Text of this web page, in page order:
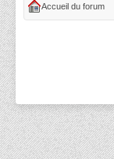
Accueil du forum